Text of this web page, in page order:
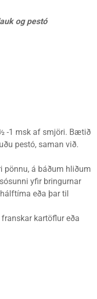
og pestó
-1 msk af smjöri. Bætið
pestó, saman við.
pönnu, á báðum hliðum
yfir bringurnar
eða þar til
kartöflur eða